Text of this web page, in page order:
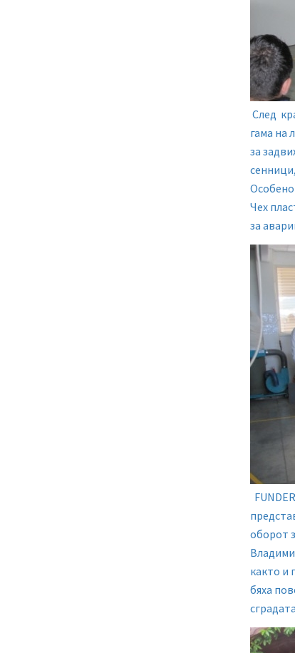
След
гама на
за
Чех
за
оборот
както и
бяха